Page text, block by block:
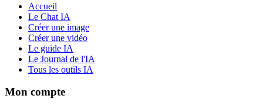
Accueil
Le Chat IA
Créer une image
Créer une vidéo
Le guide IA
Le Journal de l'IA
Tous les outils IA
Mon compte